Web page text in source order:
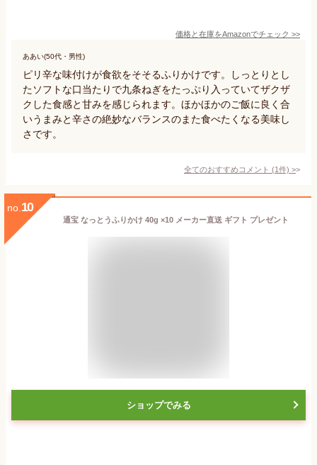
価格と在庫をAmazonでチェック >>
ああい(50代・男性)
ピリ辛な味付けが食欲をそそるふりかけです。しっとりとし
たソフトな口当たりで九条ねぎをたっぷり入っていてザクザ
クした食感と甘みを感じられます。ほかほかのご飯に良く合
いうまみと辛さの絶妙なバランスのまた食べたくなる美味し
さです。
全てのおすすめコメント (1件) >
no. 10
通宝 なっとうふりかけ 40g ×10 メーカー直送 ギフト プレゼント
ショップでみる